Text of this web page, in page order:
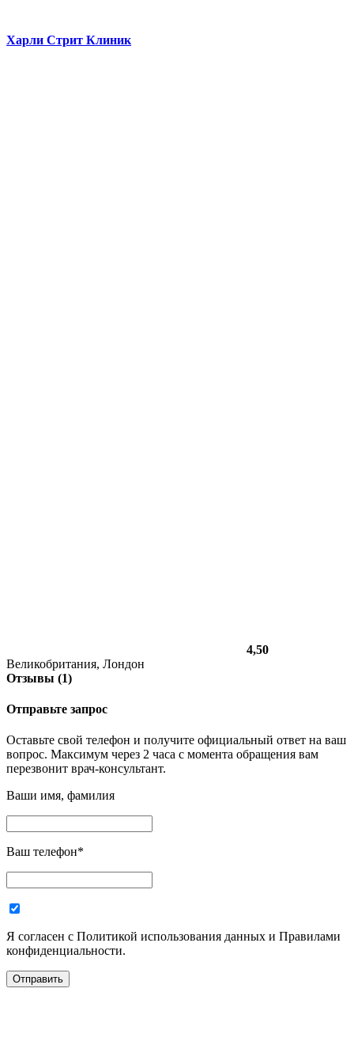
Харли Стрит Клиник
4,50
Великобритания, Лондон
Отзывы (1)
Отправьте запрос
Оставьте свой телефон и получите официальный ответ на ваш
вопрос. Максимум через 2 часа с момента обращения вам
перезвонит врач-консультант.
Ваши имя, фамилия
Ваш телефон*
Я согласен с Политикой использования данных и Правилами
конфиденциальности.